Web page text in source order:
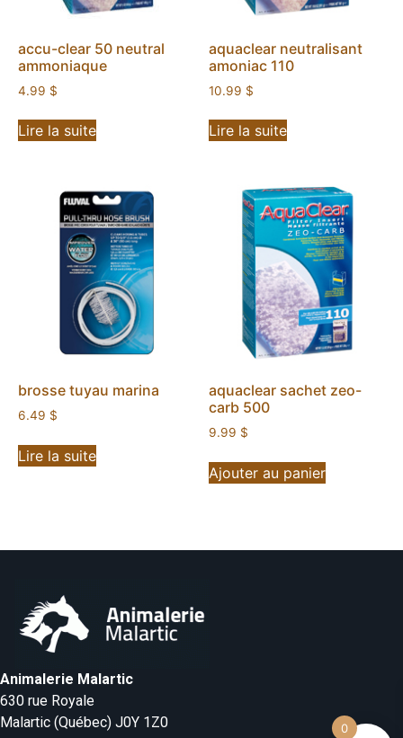
accu-clear 50 neutral
ammoniaque
4.99 $
Lire la suite
aquaclear neutralisant
amoniac 110
10.99 $
Lire la suite
brosse tuyau marina
6.49 $
Lire la suite
aquaclear sachet zeo-
carb 500
9.99 $
Ajouter au panier
Animalerie Malartic
630 rue Royale
Malartic (Québec) J0Y 1Z0
0